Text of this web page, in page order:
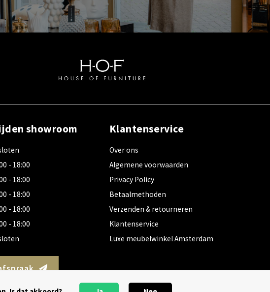
showroom
- 18:00
- 18:00
- 18:00
- 18:00
- 18:00
Klantenservice
Over ons
Algemene voorwaarden
Privacy Policy
Betaalmethoden
Verzenden & retourneren
Klantenservice
Luxe meubelwinkel Amsterdam